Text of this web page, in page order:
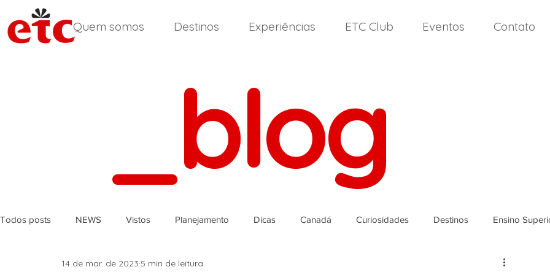
Quem somos Destinos Experiências ETC Club Eventos Contato
_blog
Todos posts NEWS Vistos Planejamento Dicas Canadá Curiosidades Destinos Ensino
África do Sul Reino Unido Inglês
14 de mar. de 2023 5 min de leitura